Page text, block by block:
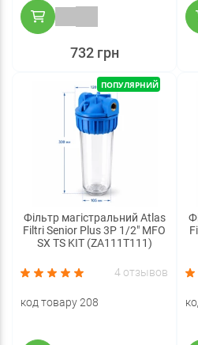
732 грн
ПОПУЛЯРНИЙ
Фільтр магістральний Atlas
Filtri Senior Plus 3P 1/2" MFO
SX TS KIT (ZA111T111)
4 отзывов
код товару 208